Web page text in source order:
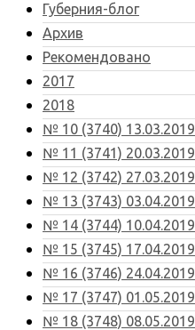
Губерния-блог
Архив
Рекомендовано
2017
2018
№ 10 (3740) 13.03.2019
№ 11 (3741) 20.03.2019
№ 12 (3742) 27.03.2019
№ 13 (3743) 03.04.2019
№ 14 (3744) 10.04.2019
№ 15 (3745) 17.04.2019
№ 16 (3746) 24.04.2019
№ 17 (3747) 01.05.2019
№ 18 (3748) 08.05.2019